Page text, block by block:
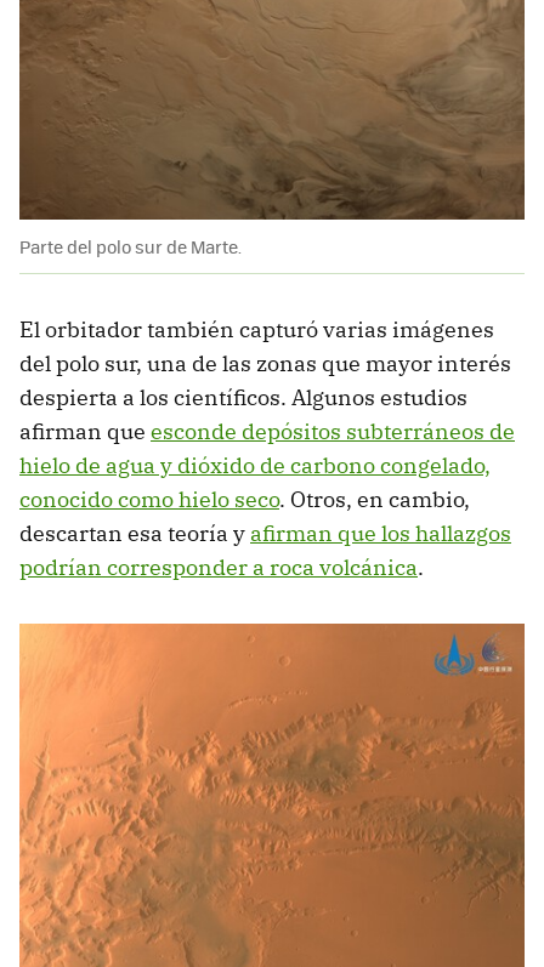
Parte del polo sur de Marte.
El orbitador también capturó varias imágenes
del polo sur, una de las zonas que mayor interés
despierta a los científicos. Algunos estudios
afirman que esconde depósitos subterráneos de
hielo de agua y dióxido de carbono congelado,
conocido como hielo seco. Otros, en cambio,
descartan esa teoría y afirman que los hallazgos
podrían corresponder a roca volcánica.